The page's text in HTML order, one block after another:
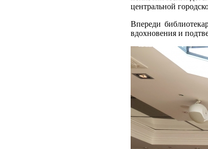
центральной
Впереди
вдохновения и